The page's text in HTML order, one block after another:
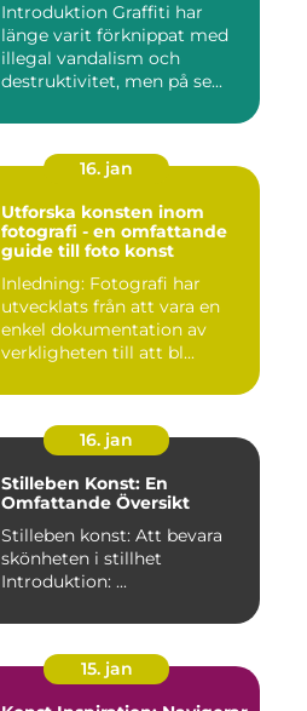
Introduktion Graffiti har
länge varit förknippat med
illegal vandalism och
destruktivitet, men på se...
16. jan
Utforska konsten inom
fotografi - en omfattande
guide till foto konst
Inledning: Fotografi har
utvecklats från att vara en
enkel dokumentation av
verkligheten till att bl...
16. jan
Stilleben Konst: En
Omfattande Översikt
Stilleben konst: Att bevara
skönheten i stillhet
Introduktion: ...
15. jan